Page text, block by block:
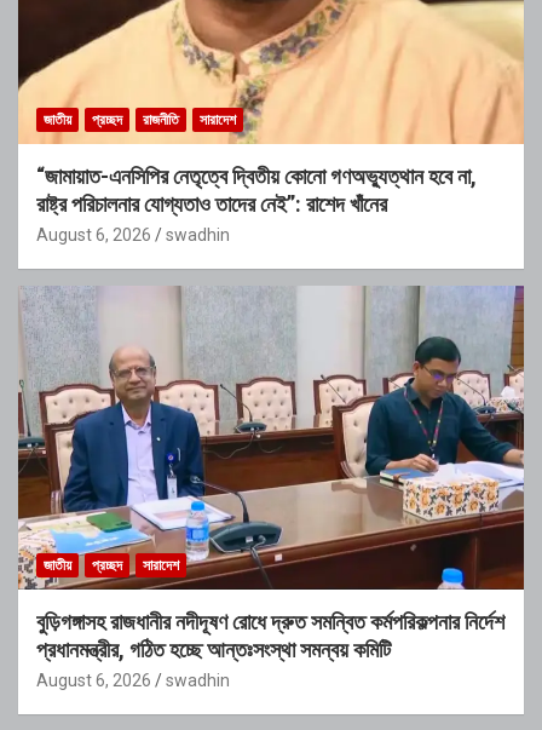
জাতীয় প্রচ্ছদ রাজনীতি সারাদেশ
“জামায়াত-এনসিপির নেতৃত্বে দ্বিতীয় কোনো গণঅভ্যুত্থান হবে না,
রাষ্ট্র পরিচালনার যোগ্যতাও তাদের নেই”: রাশেদ খাঁনের
August 6, 2026 swadhin
জাতীয় প্রচ্ছদ সারাদেশ
বুড়িগঙ্গাসহ রাজধানীর নদীদূষণ রোধে দ্রুত সমন্বিত কর্মপরিকল্পনার নির্দেশ
প্রধানমন্ত্রীর, গঠিত হচ্ছে আন্তঃসংস্থা সমন্বয় কমিটি
August 6, 2026 swadhin